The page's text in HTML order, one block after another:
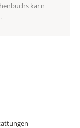
kann